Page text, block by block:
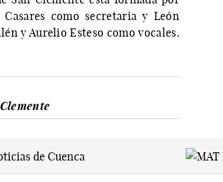
como secretaria y León
y Aurelio Esteso como vocales.